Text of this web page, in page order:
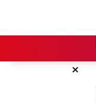
×